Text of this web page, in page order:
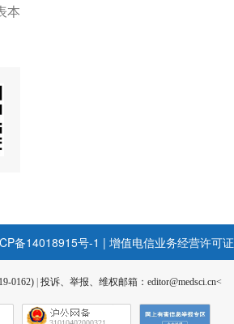
本
备14018915号-1 | 增值电信业务经营许可证
0162) | 投诉、举报、维权邮箱：editor@medsci.cn<